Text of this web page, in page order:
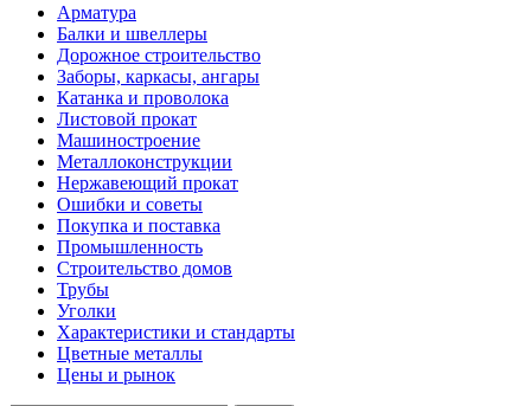
Арматура
Балки и швеллеры
Дорожное строительство
Заборы, каркасы, ангары
Катанка и проволока
Листовой прокат
Машиностроение
Металлоконструкции
Нержавеющий прокат
Ошибки и советы
Покупка и поставка
Промышленность
Строительство домов
Трубы
Уголки
Характеристики и стандарты
Цветные металлы
Цены и рынок